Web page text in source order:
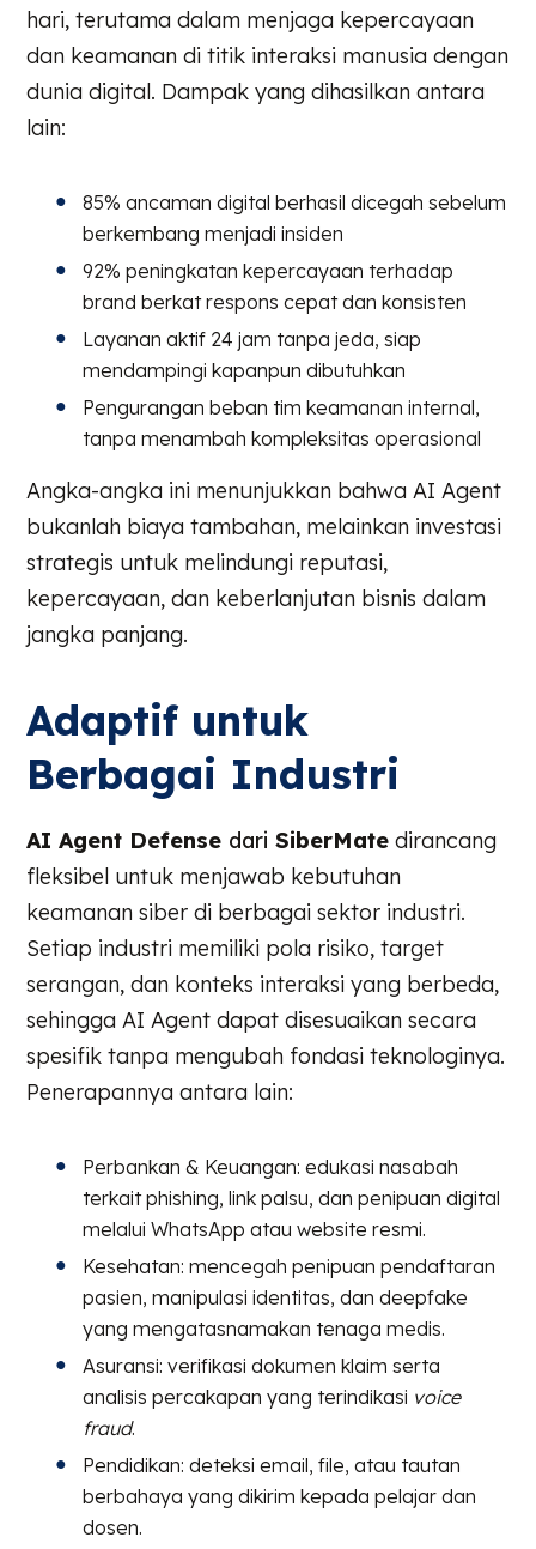
hari, terutama dalam menjaga kepercayaan
dan keamanan di titik interaksi manusia dengan
dunia digital. Dampak yang dihasilkan antara
lain:
85% ancaman digital berhasil dicegah sebelum
berkembang menjadi insiden
92% peningkatan kepercayaan terhadap
brand berkat respons cepat dan konsisten
Layanan aktif 24 jam tanpa jeda, siap
mendampingi kapanpun dibutuhkan
Pengurangan beban tim keamanan internal,
tanpa menambah kompleksitas operasional
Angka-angka ini menunjukkan bahwa AI Agent
bukanlah biaya tambahan, melainkan investasi
strategis untuk melindungi reputasi,
kepercayaan, dan keberlanjutan bisnis dalam
jangka panjang.
Adaptif untuk
Berbagai Industri
AI Agent Defense dari SiberMate dirancang
fleksibel untuk menjawab kebutuhan
keamanan siber di berbagai sektor industri.
Setiap industri memiliki pola risiko, target
serangan, dan konteks interaksi yang berbeda,
sehingga AI Agent dapat disesuaikan secara
spesifik tanpa mengubah fondasi teknologinya.
Penerapannya antara lain:
Perbankan & Keuangan: edukasi nasabah
terkait phishing, link palsu, dan penipuan digital
melalui WhatsApp atau website resmi.
Kesehatan: mencegah penipuan pendaftaran
pasien, manipulasi identitas, dan deepfake
yang mengatasnamakan tenaga medis.
Asuransi: verifikasi dokumen klaim serta
analisis percakapan yang terindikasi voice
fraud.
Pendidikan: deteksi email, file, atau tautan
berbahaya yang dikirim kepada pelajar dan
dosen.